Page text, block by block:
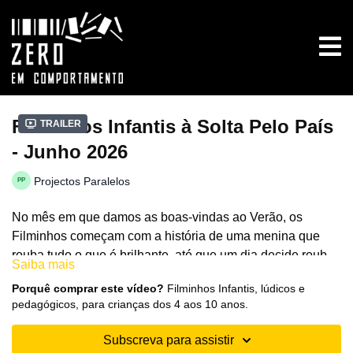
Trailer
Filminhos Infantis à Solta Pelo País
- Junho 2026
Projectos Paralelos
No mês em que damos as boas-vindas ao Verão, os
Filminhos começam com a história de uma menina que
rouba tudo o que é brilhante, até que um dia decide roubar
Depois viajamos até ao deserto, onde um grupo de
trapezistas se apresenta com muito má disposição. Logo
com uma aventura em pleno mês de junho, com as suas
Acabamos num planeta longínquo, onde tudo está regrado
Saiba mais
Porquê comprar este vídeo? Filminhos Infantis, lúdicos e
pedagógicos, para crianças dos 4 aos 10 anos.
Subscreva para assistir